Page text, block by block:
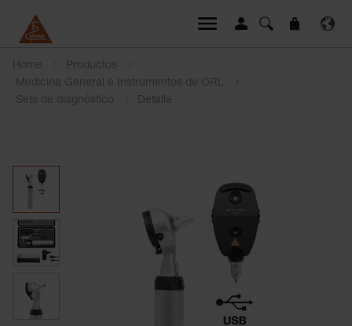
Home
Productos
Medicina General e Instrumentos de ORL
Sets de diagnóstico
Detalle